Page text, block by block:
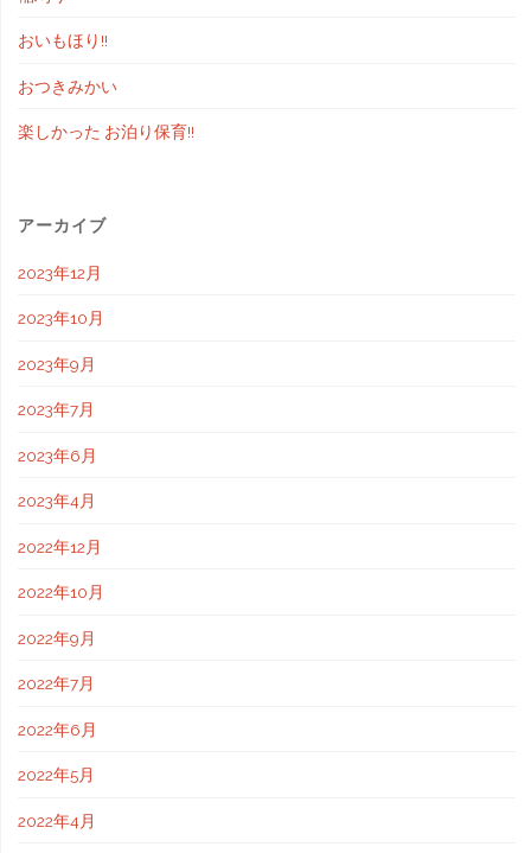
おいもほり!!
おつきみかい
楽しかった お泊り保育!!
アーカイブ
2023年12月
2023年10月
2023年9月
2023年7月
2023年6月
2023年4月
2022年12月
2022年10月
2022年9月
2022年7月
2022年6月
2022年5月
2022年4月